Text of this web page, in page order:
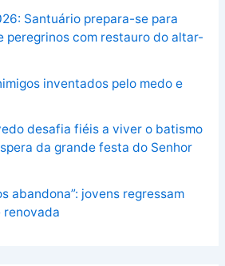
Santuário prepara-se para
peregrinos com restauro do altar-
inventados pelo medo e
desafia fiéis a viver o batismo
da grande festa do Senhor
abandona”: jovens regressam
renovada